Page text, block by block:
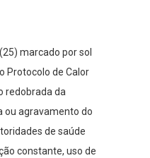
marcado por sol
Protocolo de Calor
redobrada da
ou agravamento do
de saúde
constante, uso de